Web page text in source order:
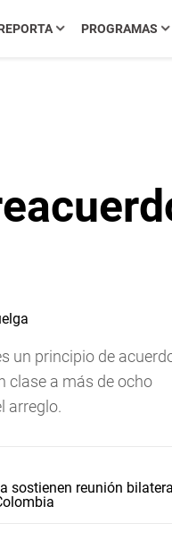
PROGRAMAS
un principio de
clase a más de ocho
arreglo.
sostienen reunión